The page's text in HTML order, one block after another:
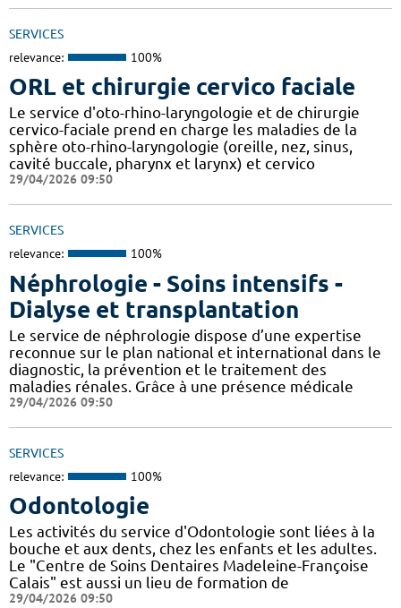
SERVICES
relevance: 100%
ORL et chirurgie cervico faciale
Le service d'oto-rhino-laryngologie et de chirurgie
cervico-faciale prend en charge les maladies de la
sphère oto-rhino-laryngologie (oreille, nez, sinus,
cavité buccale, pharynx et larynx) et cervico
29/04/2026 09:50
SERVICES
relevance: 100%
Néphrologie - Soins intensifs -
Dialyse et transplantation
Le service de néphrologie dispose d’une expertise
reconnue sur le plan national et international dans le
diagnostic, la prévention et le traitement des
maladies rénales. Grâce à une présence médicale
29/04/2026 09:50
SERVICES
relevance: 100%
Odontologie
Les activités du service d'Odontologie sont liées à la
bouche et aux dents, chez les enfants et les adultes.
Le "Centre de Soins Dentaires Madeleine-Françoise
Calais" est aussi un lieu de formation de
29/04/2026 09:50